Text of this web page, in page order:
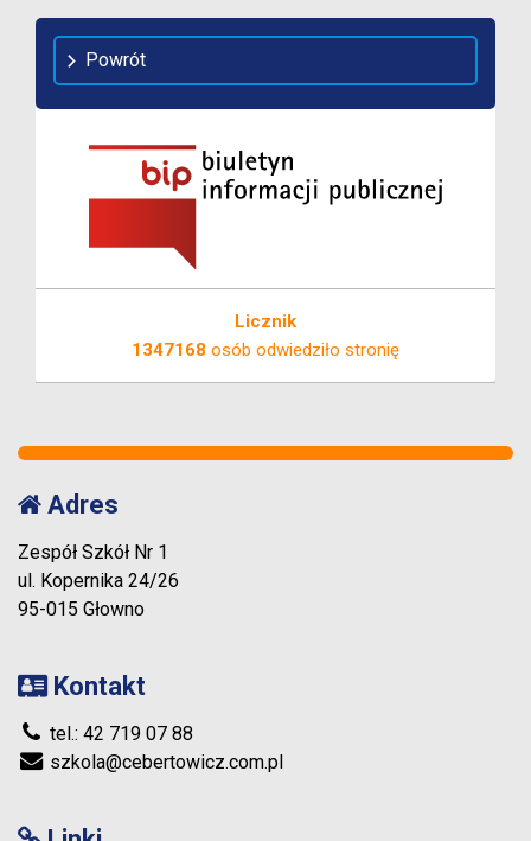
Powrót
Licznik
1347168 osób odwiedziło stronię
Adres
Zespół Szkół Nr 1
ul. Kopernika 24/26
95-015 Głowno
Kontakt
tel.: 42 719 07 88
szkola@cebertowicz.com.pl